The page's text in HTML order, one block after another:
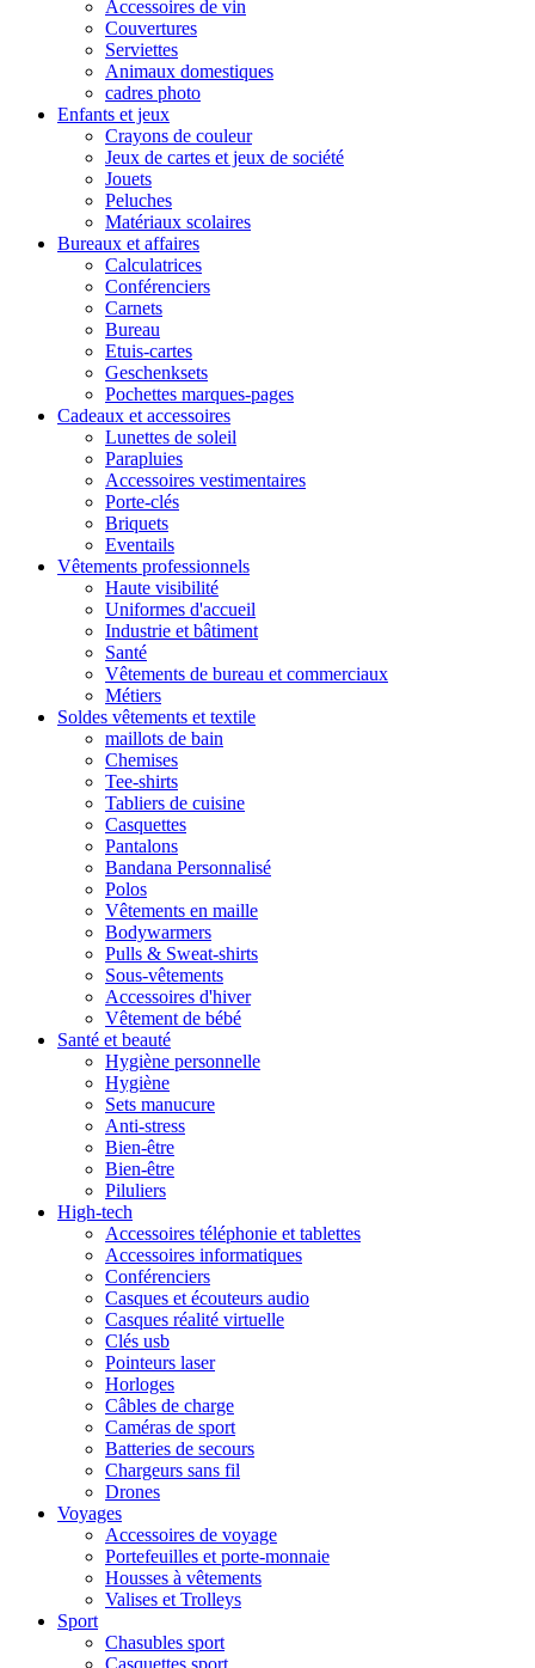
Accessoires de vin
Couvertures
Serviettes
Animaux domestiques
cadres photo
Enfants et jeux
Crayons de couleur
Jeux de cartes et jeux de société
Jouets
Peluches
Matériaux scolaires
Bureaux et affaires
Calculatrices
Conférenciers
Carnets
Bureau
Etuis-cartes
Geschenksets
Pochettes marques-pages
Cadeaux et accessoires
Lunettes de soleil
Parapluies
Accessoires vestimentaires
Porte-clés
Briquets
Eventails
Vêtements professionnels
Haute visibilité
Uniformes d'accueil
Industrie et bâtiment
Santé
Vêtements de bureau et commerciaux
Métiers
Soldes vêtements et textile
maillots de bain
Chemises
Tee-shirts
Tabliers de cuisine
Casquettes
Pantalons
Bandana Personnalisé
Polos
Vêtements en maille
Bodywarmers
Pulls & Sweat-shirts
Sous-vêtements
Accessoires d'hiver
Vêtement de bébé
Santé et beauté
Hygiène personnelle
Hygiène
Sets manucure
Anti-stress
Bien-être
Bien-être
Piluliers
High-tech
Accessoires téléphonie et tablettes
Accessoires informatiques
Conférenciers
Casques et écouteurs audio
Casques réalité virtuelle
Clés usb
Pointeurs laser
Horloges
Câbles de charge
Caméras de sport
Batteries de secours
Chargeurs sans fil
Drones
Voyages
Accessoires de voyage
Portefeuilles et porte-monnaie
Housses à vêtements
Valises et Trolleys
Sport
Chasubles sport
Casquettes sport